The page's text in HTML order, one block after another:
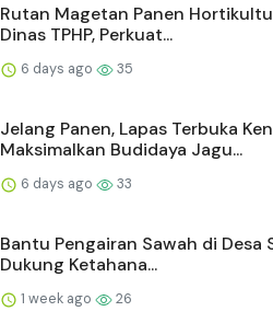
Rutan Magetan Panen
Dinas TPHP, Perkuat...
6 days ago 35
Jelang Panen, Lapas Terbuka
Maksimalkan Budidaya Jagu...
6 days ago 33
Bantu Pengairan Sawah di Desa
Dukung Ketahana...
1 week ago 26